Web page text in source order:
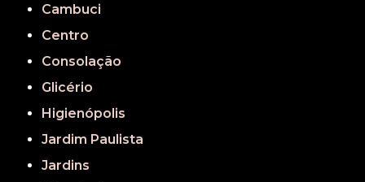
Cambuci
Centro
Consolação
Glicério
Higienópolis
Jardim Paulista
Jardins